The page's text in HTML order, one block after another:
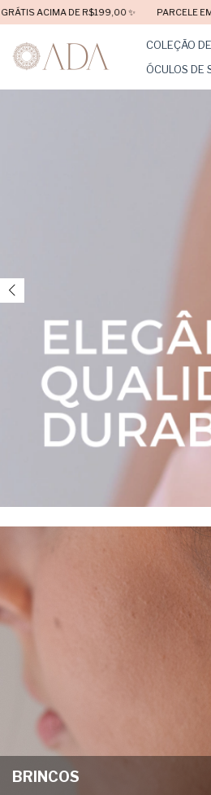
PARCELE EM ATÉ 6X SEM JUROS ✨ 10%
COLEÇÃO
ÓCULOS DE
BRINCOS